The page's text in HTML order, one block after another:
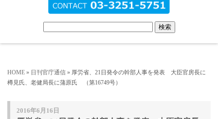
HOME » 日刊官庁通信 » 厚労省、21日発令の幹部人事を発表 大臣官房長に
樽見氏、老健局長に蒲原氏 （第16749号）
2016年6月16日